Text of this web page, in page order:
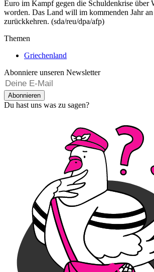
Euro im Kampf gegen die Schuldenkrise über
worden. Das Land will im kommenden Jahr
zurückkehren. (sda/reu/dpa/afp)
Themen
Griechenland
Abonniere unseren Newsletter
Abonnieren
Du hast uns was zu sagen?